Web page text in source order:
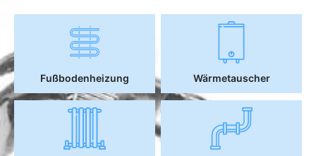
Fußbodenheizung Wärmetauscher